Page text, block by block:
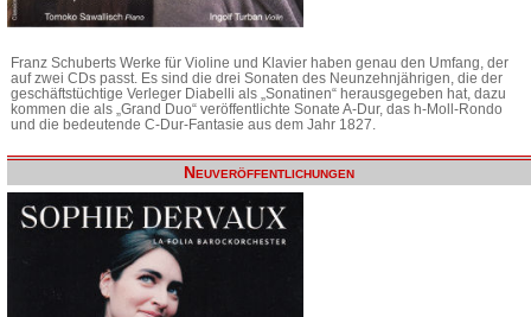
Franz Schuberts Werke für Violine und Klavier haben genau den Umfang, der
auf zwei CDs passt. Es sind die drei Sonaten des Neunzehnjährigen, die der
geschäftstüchtige Verleger Diabelli als „Sonatinen“ herausgegeben hat, dazu
kommen die als „Grand Duo“ veröffentlichte Sonate A-Dur, das h-Moll-Rondo
und die bedeutende C-Dur-Fantasie aus dem Jahr 1827.
Neuveröffentlichungen